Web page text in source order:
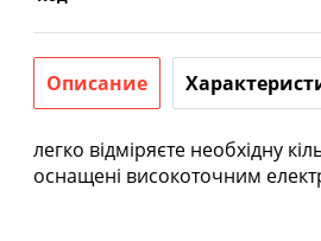
Описание
легко відміряєте необхідну
оснащені високоточним